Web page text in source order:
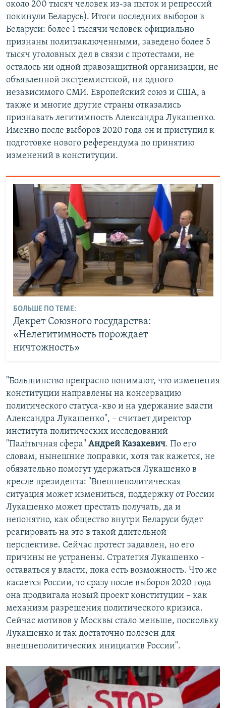
около 200 тысяч человек из-за пыток и репрессий
покинули Беларусь). Итоги последних выборов в
Беларуси: более 1 тысячи человек официально
признаны политзаключенными, заведено более 5
тысяч уголовных дел в связи с протестами, не
осталось ни одной правозащитной организации, не
объявленной экстремистской, ни одного
независимого СМИ. Европейский союз и США, а
также и многие другие страны отказались
признавать легитимность Александра Лукашенко.
Именно после выборов 2020 года он и приступил к
подготовке нового референдума по принятию
изменений в конституции.
БОЛЬШЕ ПО ТЕМЕ:
Декрет Союзного государства:
«Нелегитимность порождает
ничтожность»
"Большинство прекрасно понимают, что изменения
конституции направлены на консервацию
политического статуса-кво и на удержание власти
Александра Лукашенко", – считает директор
института политических исследований
"Палiтычная сфера" Андрей Казакевич. По его
словам, нынешние поправки, хотя так кажется, не
обязательно помогут удержаться Лукашенко в
кресле президента: "Внешнеполитическая
ситуация может измениться, поддержку от России
Лукашенко может престать получать, да и
непонятно, как общество внутри Беларуси будет
реагировать на это в такой длительной
перспективе. Сейчас протест задавлен, но его
причины не устранены. Стратегия Лукашенко –
оставаться у власти, пока есть возможность. Что же
касается России, то сразу после выборов 2020 года
она продвигала новый проект конституции – как
механизм разрешения политического кризиса.
Сейчас мотивов у Москвы стало меньше, поскольку
Лукашенко и так достаточно полезен для
внешнеполитических инициатив России".